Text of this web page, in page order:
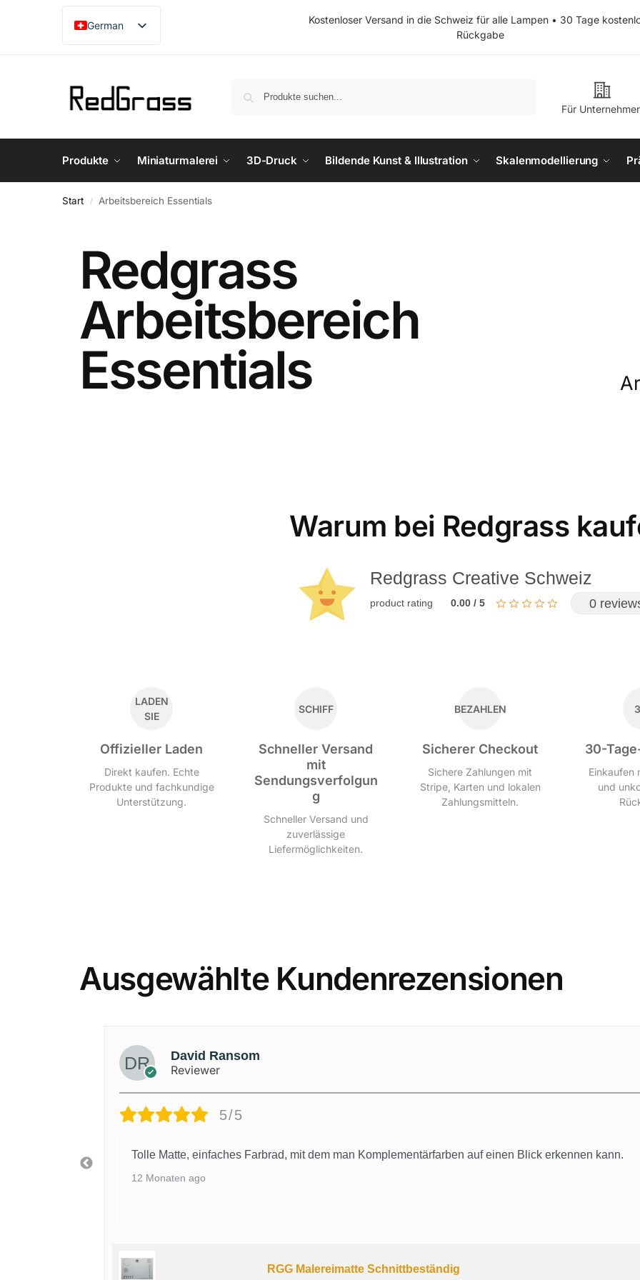
German
English
Japanese
Kostenloser Versand in die Schweiz für alle Lampen • 30 Tage
Rückgabe
Für
Produkte Miniaturmalerei 3D-Druck Bildende Kunst & Illustration Skalenmodellierung
Start / Arbeitsbereich Essentials
Redgrass
Arbeitsbereich
Essentials
Warum bei Redgrass
Redgrass Creative Schweiz
product rating 0.00 / 5 0
LADEN
SIE
Offizieller Laden
Direkt kaufen. Echte
Produkte und fachkundige
Unterstützung.
SCHIFF
Schneller Versand
mit
Sendungsverfolgun
g
Schneller Versand und
zuverlässige
Liefermöglichkeiten.
BEZAHLEN
Sicherer Checkout
Sichere Zahlungen mit
Stripe, Karten und lokalen
Zahlungsmitteln.
30-
Einkaufen
und
Ausgewählte Kundenrezensionen
David Ransom
Reviewer
5/5
Tolle Matte, einfaches Farbrad, mit dem man Komplementärfarben auf einen Blick erkennen kann.
12 Monaten ago
RGG Malereimatte Schnittbeständig